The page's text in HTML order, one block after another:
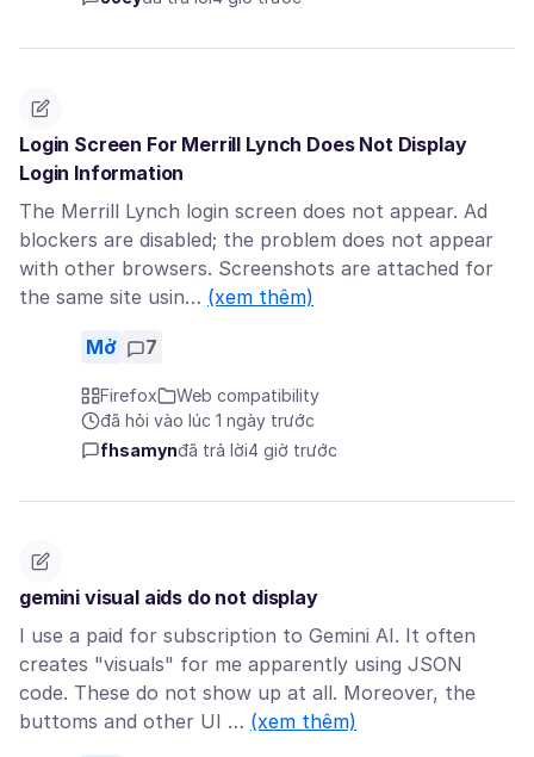
Login Screen For Merrill Lynch Does Not Display
Login Information
The Merrill Lynch login screen does not appear. Ad
blockers are disabled; the problem does not appear
with other browsers. Screenshots are attached for
the same site usin… (xem thêm)
Mở 7
Firefox
Web compatibility
đã hỏi vào lúc 1 ngày trước
fhsamynđã trả lời4 giờ trước
gemini visual aids do not display
I use a paid for subscription to Gemini AI. It often
creates "visuals" for me apparently using JSON
code. These do not show up at all. Moreover, the
buttoms and other UI … (xem thêm)